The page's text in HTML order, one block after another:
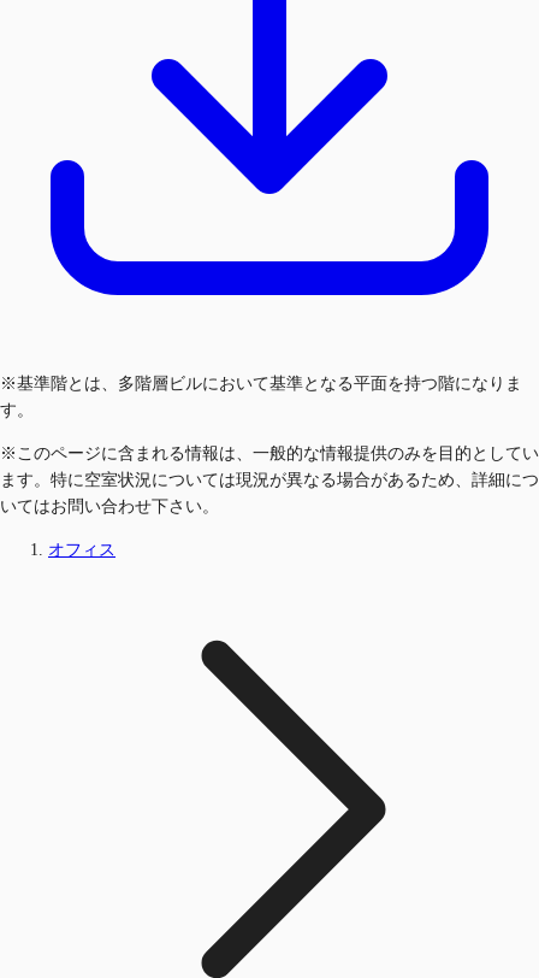
※基準階とは、多階層ビルにおいて基準となる平面を持つ階になりま
す。
※このページに含まれる情報は、一般的な情報提供のみを目的としてい
ます。特に空室状況については現況が異なる場合があるため、詳細につ
いてはお問い合わせ下さい。
オフィス